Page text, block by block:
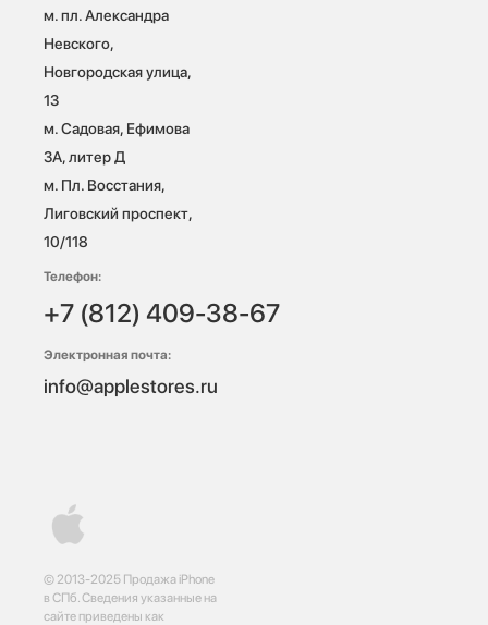
© 2013-2025 Продажа iPhone
в СПб. Сведения указанные на
сайте приведены как
м. пл. Александра
Невского,
Новгородская улица,
13
м. Садовая, Ефимова
3А, литер Д
м. Пл. Восстания,
Лиговский проспект,
10/118
Телефон:
+7 (812) 409-38-67
Электронная почта:
info@applestores.ru